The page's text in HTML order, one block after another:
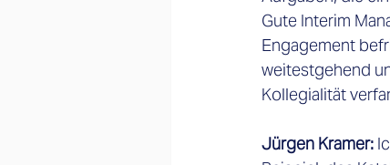
Gute Interim
Engagement
weitestgehend
Kollegialität
Jürgen Kramer: